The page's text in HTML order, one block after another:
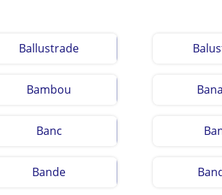
Ballustrade
Bambou
Banc
Bande